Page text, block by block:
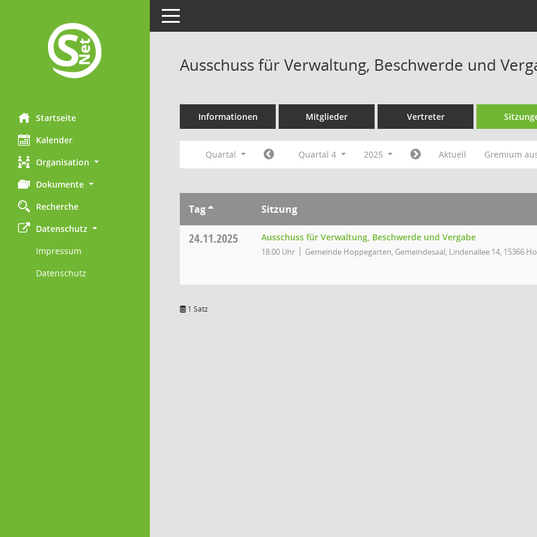
Startseite
Kalender
Organisation
Dokumente
Recherche
Datenschutz
Impressum
Datenschutz
Toggle navigation
Ausschuss für Verwaltung, Beschwerde und
Informationen Mitglieder Vertreter
Quartal Quartal 4 2025 Aktuell Gremium
Tag Sitzung
24.11.2025 Ausschuss für Verwaltung, Beschwerde und Vergabe
18:00 Uhr Gemeinde Hoppegarten, Gemeindesaal, Lindenallee 14, 15366
1 Satz